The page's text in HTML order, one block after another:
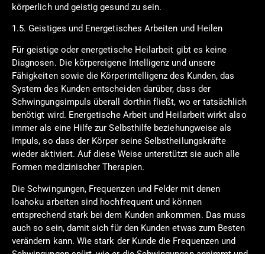
körperlich und geistig gesund zu sein.
1.5. Geistiges und Energetisches Arbeiten und Heilen
Für geistige oder energetische Heilarbeit gibt es keine
Diagnosen. Die körpereigene Intelligenz und unsere
Fähigkeiten sowie die Körperintelligenz des Kunden, das
System des Kunden entscheiden darüber, dass der
Schwingungsimpuls überall dorthin fließt, wo er tatsächlich
benötigt wird. Energetische Arbeit und Heilarbeit wirkt also
immer als eine Hilfe zur Selbsthilfe beziehungweise als
Impuls, so dass der Körper seine Selbstheilungskräfte
wieder aktiviert. Auf diese Weise unterstützt sie auch alle
Formen medizinischer Therapien.
Die Schwingungen, Frequenzen und Felder mit denen
loahoku arbeiten sind hochfrequent und können
entsprechend stark bei dem Kunden ankommen. Das muss
auch so sein, damit sich für den Kunden etwas zum Besten
verändern kann. Wie stark der Kunde die Frequenzen und